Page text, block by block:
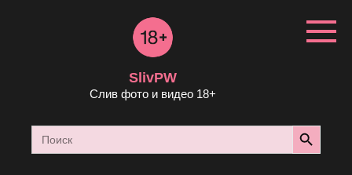
SlivPW
Слив фото и видео 18+
Search
for:
Search Button